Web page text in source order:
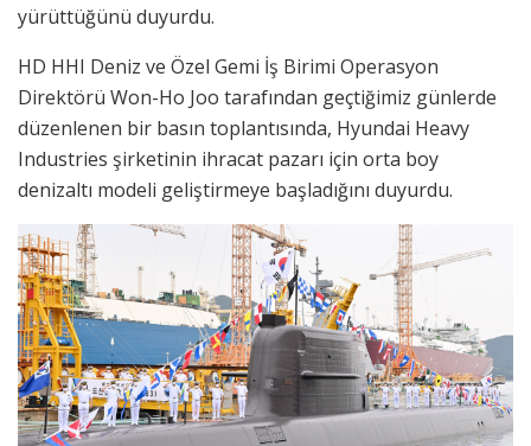
yürüttüğünü duyurdu.
HD HHI Deniz ve Özel Gemi İş Birimi Operasyon
Direktörü Won-Ho Joo tarafından geçtiğimiz günlerde
düzenlenen bir basın toplantısında, Hyundai Heavy
Industries şirketinin ihracat pazarı için orta boy
denizaltı modeli geliştirmeye başladığını duyurdu.